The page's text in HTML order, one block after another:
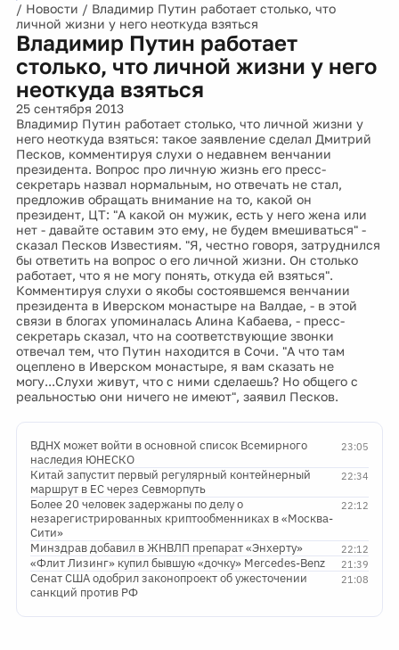
/ Новости / Владимир Путин работает столько, что
личной жизни у него неоткуда взяться
Владимир Путин работает
столько, что личной жизни у него
неоткуда взяться
25 сентября 2013
Владимир Путин работает столько, что личной жизни у
него неоткуда взяться: такое заявление сделал Дмитрий
Песков, комментируя слухи о недавнем венчании
президента. Вопрос про личную жизнь его пресс-
секретарь назвал нормальным, но отвечать не стал,
предложив обращать внимание на то, какой он
президент, ЦТ: "А какой он мужик, есть у него жена или
нет - давайте оставим это ему, не будем вмешиваться" -
сказал Песков Известиям. "Я, честно говоря, затруднился
бы ответить на вопрос о его личной жизни. Он столько
работает, что я не могу понять, откуда ей взяться".
Комментируя слухи о якобы состоявшемся венчании
президента в Иверском монастыре на Валдае, - в этой
связи в блогах упоминалась Алина Кабаева, - пресс-
секретарь сказал, что на соответствующие звонки
отвечал тем, что Путин находится в Сочи. "А что там
оцеплено в Иверском монастыре, я вам сказать не
могу...Слухи живут, что с ними сделаешь? Но общего с
реальностью они ничего не имеют", заявил Песков.
23:05
ВДНХ может войти в основной список Всемирного
наследия ЮНЕСКО
22:34
Китай запустит первый регулярный контейнерный
маршрут в ЕС через Севморпуть
22:12
Более 20 человек задержаны по делу о
незарегистрированных криптообменниках в «Москва-
Сити»
22:12
Минздрав добавил в ЖНВЛП препарат «Энхерту»
21:39
«Флит Лизинг» купил бывшую «дочку» Mercedes-Benz
21:08
Сенат США одобрил законопроект об ужесточении
санкций против РФ